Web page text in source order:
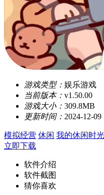
游戏类型： 娱乐游戏
当前版本： v1.50.00
游戏大小： 309.8MB
更新时间： 2024-12-09
模拟经营 休闲 我的休闲时光
立即下载
软件介绍
软件截图
猜你喜欢